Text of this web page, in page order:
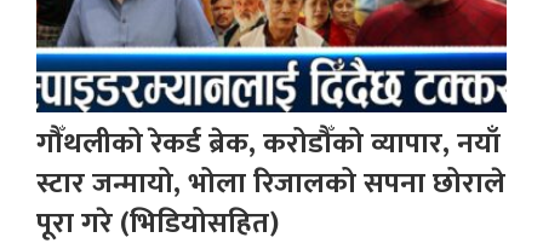
गौँथलीको रेकर्ड ब्रेक, करोडौँको व्यापार, नयाँ
स्टार जन्मायो, भोला रिजालको सपना छोराले
पूरा गरे (भिडियोसहित)